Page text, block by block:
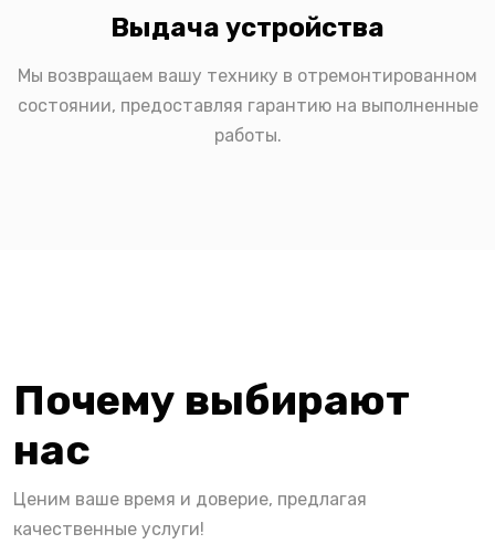
Выдача устройства
Мы возвращаем вашу технику в отремонтированном
состоянии, предоставляя гарантию на выполненные
работы.
Почему выбирают
нас
Ценим ваше время и доверие, предлагая
качественные услуги!